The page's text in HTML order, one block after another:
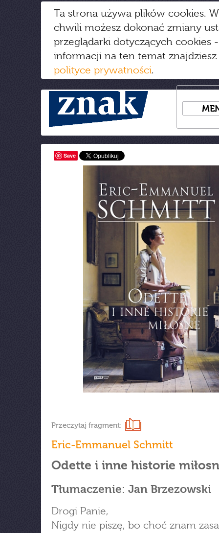
Ta strona używa plików cookies.
chwili możesz dokonać zmiany
przeglądarki dotyczących cookies
informacji na ten temat
polityce prywatności.
Save
Przeczytaj fragment:
Eric-Emmanuel Schmitt
Odette i inne historie
Tłumaczenie: Jan Brzezowski
Drogi Panie,
Nigdy nie piszę, bo choć znam